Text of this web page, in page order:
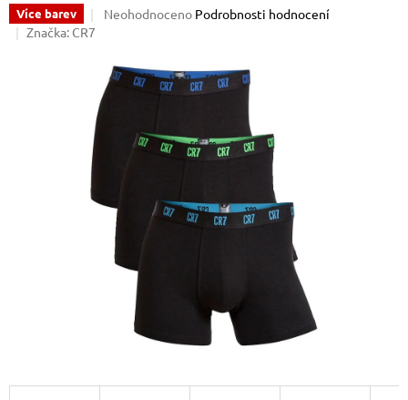
Více barev
Průměrné
je
0,0
z
hvězdiček.
Neohodnoceno Podrobnosti hodnocení
Značka: CR7